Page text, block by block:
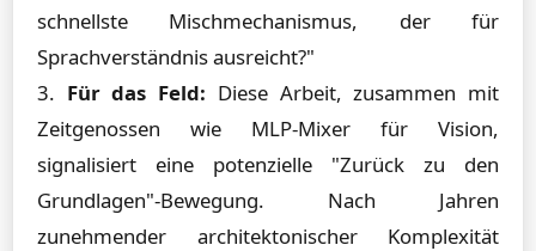
schnellste Mischmechanismus, der für
Sprachverständnis ausreicht?"
3. Für das Feld: Diese Arbeit, zusammen mit
Zeitgenossen wie MLP-Mixer für Vision,
signalisiert eine potenzielle "Zurück zu den
Grundlagen"-Bewegung. Nach Jahren
zunehmender architektonischer Komplexität